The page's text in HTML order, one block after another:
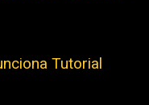
Tutorial